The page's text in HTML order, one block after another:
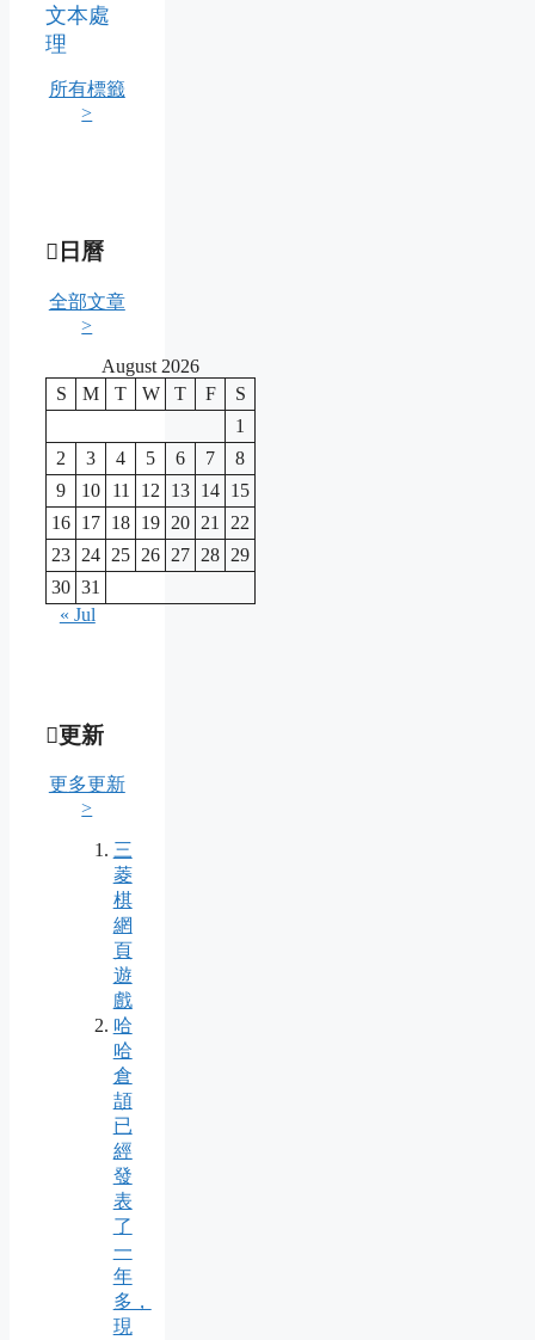
文本處
理
所有標籤
>
日曆
全部文章
>
August 2026
S
M T W T F
S
1
2
3 4 5 6 7
8
9
10 11 12 13 14 15
16 17 18 19 20 21
22
23 24 25 26 27 28 29
30 31
« Jul
更新
更多更新
>
三
菱
棋
網
頁
遊
戲
哈
哈
倉
頡
已
經
發
表
了
一
年
多，
現